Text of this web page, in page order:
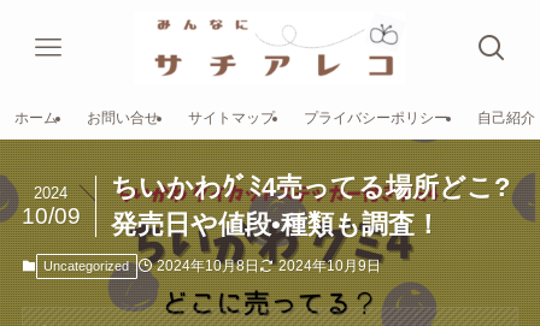
ホーム お問い合せ サイトマップ プライバシーポリシー 自己紹介
ちいかわｸﾞﾐ4売ってる場所どこ?
発売日や値段•種類も調査！
2024
10/09
Uncategorized 2024年10月8日 2024年10月9日